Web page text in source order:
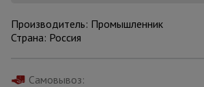
для работы с
Производитель: Промышленник
Страна: Россия
Самовывоз: